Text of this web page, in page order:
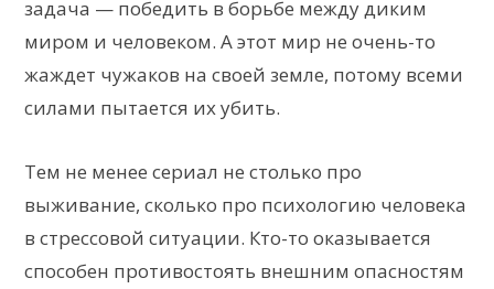
задача — победить в борьбе между диким
миром и человеком. А этот мир не очень-то
жаждет чужаков на своей земле, потому всеми
силами пытается их убить.
Тем не менее сериал не столько про
выживание, сколько про психологию человека
в стрессовой ситуации. Кто-то оказывается
способен противостоять внешним опасностям